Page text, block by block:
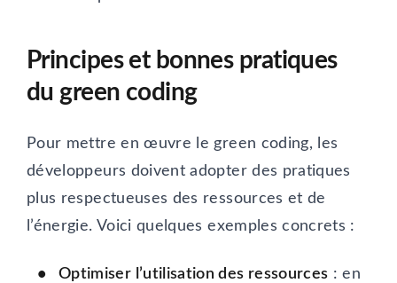
Principes et bonnes pratiques
du green coding
Pour mettre en œuvre le green coding, les
développeurs doivent adopter des pratiques
plus respectueuses des ressources et de
l’énergie. Voici quelques exemples concrets :
Optimiser l’utilisation des ressources : en